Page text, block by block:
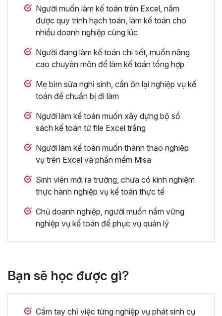
Người muốn làm kế toán trên Excel, nắm
được quy trình hạch toán, làm kế toán cho
nhiều doanh nghiệp cùng lúc
Người đang làm kế toán chi tiết, muốn nâng
cao chuyên môn để làm kế toán tổng hợp
Mẹ bỉm sữa nghỉ sinh, cần ôn lại nghiệp vụ kế
toán để chuẩn bị đi làm
Người làm kế toán muốn xây dựng bộ sổ
sách kế toán từ file Excel trắng
Người làm kế toán muốn thành thạo nghiệp
vụ trên Excel và phần mềm Misa
Sinh viên mới ra trường, chưa có kinh nghiệm
thực hành nghiệp vụ kế toán thực tế
Chủ doanh nghiệp, người muốn nắm vững
nghiệp vụ kế toán để phục vụ quản lý
Bạn sẽ học được gì?
Cầm tay chỉ việc từng nghiệp vụ phát sinh cụ